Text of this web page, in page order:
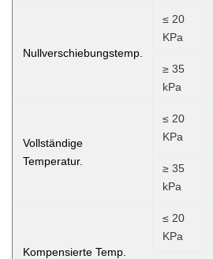
Nullverschiebungstemp.
≤ 20
KPa
≥ 35
kPa
Vollständige
Temperatur.
≤ 20
KPa
≥ 35
kPa
Kompensierte Temp.
≤ 20
KPa